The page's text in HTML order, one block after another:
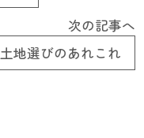
次の記事へ
土地選びのあれこれ